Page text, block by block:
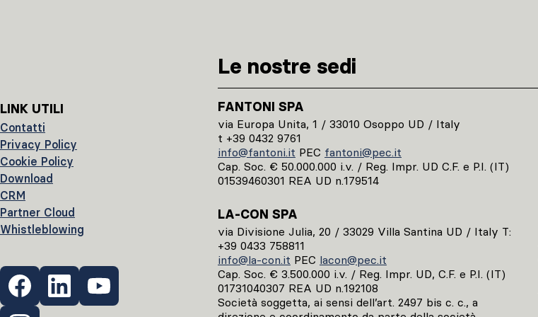
LINK UTILI
Contatti
Privacy Policy
Cookie Policy
Download
CRM
Partner Cloud
Whistleblowing
Le nostre sedi
FANTONI SPA
via Europa Unita, 1 / 33010 Osoppo UD / Italy
t +39 0432 9761
info@fantoni.it PEC fantoni@pec.it
Cap. Soc. € 50.000.000 i.v. / Reg. Impr. UD C.F. e P.I. (IT)
01539460301 REA UD n.179514
LA-CON SPA
via Divisione Julia, 20 / 33029 Villa Santina UD / Italy T:
+39 0433 758811
info@la-con.it PEC lacon@pec.it
Cap. Soc. € 3.500.000 i.v. / Reg. Impr. UD, C.F. e P.I. (IT)
01731040307 REA UD n.192108
Società soggetta, ai sensi dell’art. 2497 bis c. c., a